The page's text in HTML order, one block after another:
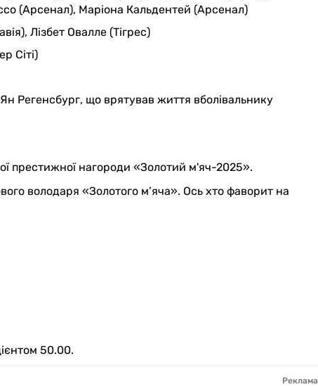
(Арсенал), Маріона Кальдентей (Арсенал)
Лізбет Овалле (Тігрес)
Сіті)
Регенсбург, що врятував життя вболівальнику
престижної нагороди «Золотий м'яч-2025».
володаря «Золотого м’яча». Ось хто фаворит на
50.00.
Реклама